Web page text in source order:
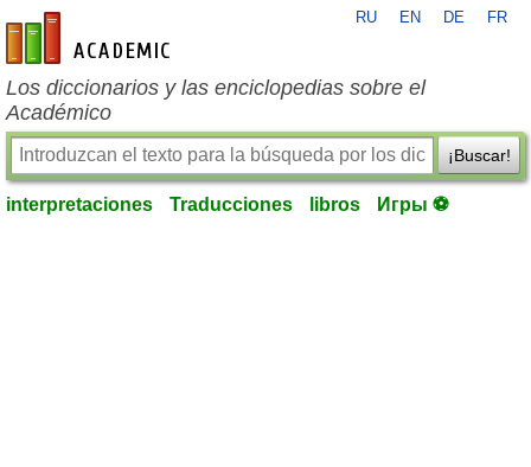
es-academic.com
RU EN DE FR
Los diccionarios y las enciclopedias sobre el
Académico
¡Buscar!
interpretaciones Traducciones libros Игры ⚽